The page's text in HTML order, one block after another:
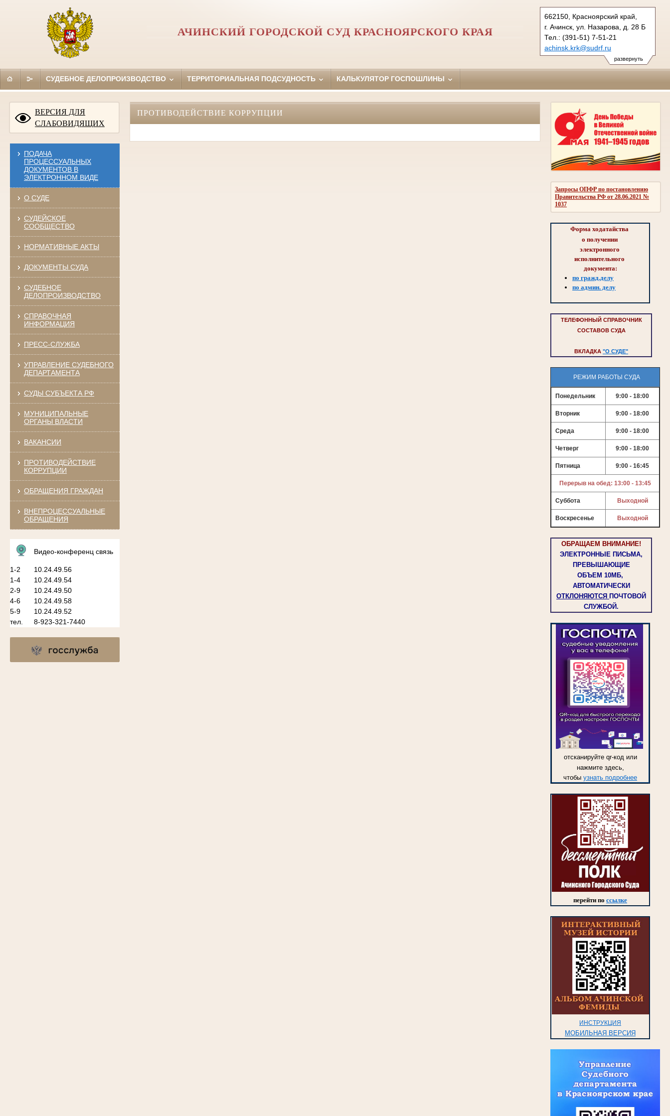
развернуть
662150, Красноярский край,
г. Ачинск, ул. Назарова, д. 28 Б
Тел.: (391-51) 7-51-21
achinsk.krk@sudrf.ru
АЧИНСКИЙ ГОРОДСКОЙ СУД КРАСНОЯРСКОГО КРАЯ
СУДЕБНОЕ ДЕЛОПРОИЗВОДСТВО ТЕРРИТОРИАЛЬНАЯ ПОДСУДНОСТЬ КАЛЬКУЛЯТОР ГОСПОШЛИНЫ
ВЕРСИЯ ДЛЯ
СЛАБОВИДЯЩИХ
ПОДАЧА
ПРОЦЕССУАЛЬНЫХ
ДОКУМЕНТОВ В
ЭЛЕКТРОННОМ ВИДЕ
О СУДЕ
СУДЕЙСКОЕ
СООБЩЕСТВО
НОРМАТИВНЫЕ АКТЫ
ДОКУМЕНТЫ СУДА
СУДЕБНОЕ
ДЕЛОПРОИЗВОДСТВО
СПРАВОЧНАЯ
ИНФОРМАЦИЯ
ПРЕСС-СЛУЖБА
УПРАВЛЕНИЕ СУДЕБНОГО
ДЕПАРТАМЕНТА
СУДЫ СУБЪЕКТА РФ
МУНИЦИПАЛЬНЫЕ
ОРГАНЫ ВЛАСТИ
ВАКАНСИИ
ПРОТИВОДЕЙСТВИЕ
КОРРУПЦИИ
ОБРАЩЕНИЯ ГРАЖДАН
ВНЕПРОЦЕССУАЛЬНЫЕ
ОБРАЩЕНИЯ
Видео-конференц связь
1-2
10.24.49.56
1-4
10.24.49.54
2-9
10.24.49.50
4-6
10.24.49.58
5-9
10.24.49.52
тел.
8-923-321-7440
Запросы ОПФР по постановлению
Правительства РФ от 28.06.2021 №
1037
Форма ходатайства
о получении
электронного
исполнительного
документа:
по гражд.делу
по админ. делу
ТЕЛЕФОННЫЙ СПРАВОЧНИК
СОСТАВОВ СУДА
ВКЛАДКА "О СУДЕ"
РЕЖИМ РАБОТЫ СУДА
Понедельник 9:00 - 18:00
Вторник 9:00 - 18:00
Среда 9:00 - 18:00
Четверг 9:00 - 18:00
Пятница 9:00 - 16:45
Перерыв на обед: 13:00 - 13:45
Суббота Выходной
Воскресенье Выходной
ОБРАЩАЕМ ВНИМАНИЕ!
ЭЛЕКТРОННЫЕ ПИСЬМА,
ПРЕВЫШАЮЩИЕ
ОБЪЕМ 10МБ,
АВТОМАТИЧЕСКИ
ОТКЛОНЯЮТСЯ ПОЧТОВОЙ
СЛУЖБОЙ.
отсканируйте qr-код или
нажмите здесь,
чтобы узнать подробнее
перейти по ссылке
ИНСТРУКЦИЯ
МОБИЛЬНАЯ ВЕРСИЯ
ПРОТИВОДЕЙСТВИЕ КОРРУПЦИИ